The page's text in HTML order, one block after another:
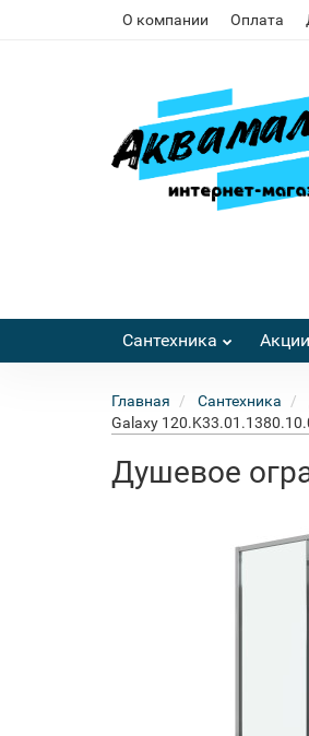
О компании Оплата
Сантехника Акции
Главная Сантехника
Galaxy
Душевое